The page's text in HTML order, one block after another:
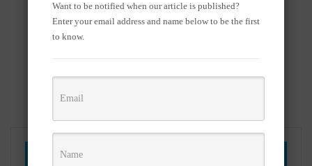
YOU MIGHT ALSO LIKE
Want to be notified when our article is published?
Enter your email address and name below to be the first
to know.